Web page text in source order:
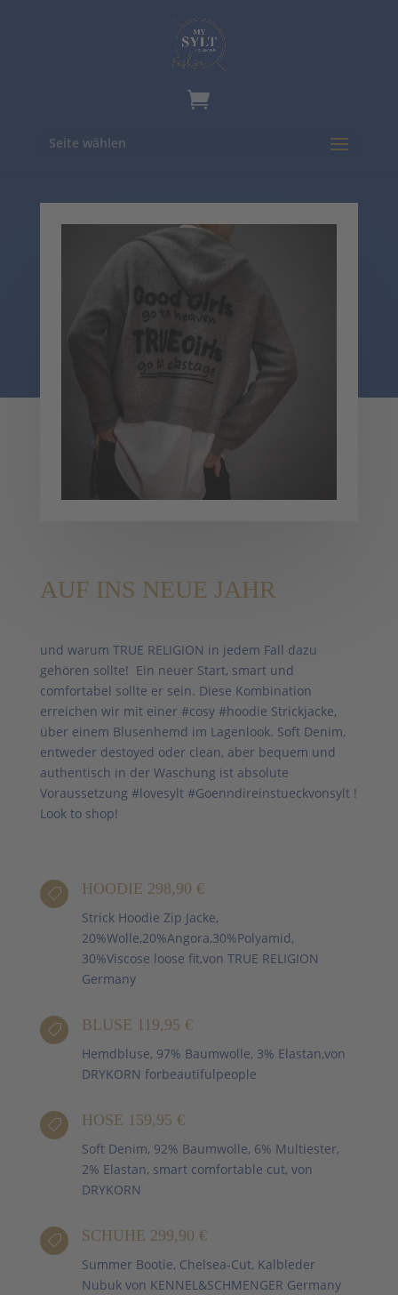
Seite wählen
AUF INS NEUE JAHR
und warum TRUE RELIGION in jedem Fall dazu
gehören sollte! Ein neuer Start, smart und
comfortabel sollte er sein. Diese Kombination
erreichen wir mit einer #cosy #hoodie Strickjacke,
über einem Blusenhemd im Lagenlook. Soft Denim,
entweder destoyed oder clean, aber bequem und
authentisch in der Waschung ist absolute
Voraussetzung #lovesylt #Goenndireinstueckvonsylt !
Look to shop!
 HOODIE 298,90 €
Strick Hoodie Zip Jacke,
20%Wolle,20%Angora,30%Polyamid,
30%Viscose loose fit,von TRUE RELIGION
Germany
 BLUSE 119,95 €
Hemdbluse, 97% Baumwolle, 3% Elastan,von
DRYKORN forbeautifulpeople
 HOSE 159,95 €
Soft Denim, 92% Baumwolle, 6% Multiester,
2% Elastan, smart comfortable cut, von
DRYKORN
 SCHUHE 299,90 €
Summer Bootie, Chelsea-Cut, Kalbleder
Nubuk von KENNEL&SCHMENGER Germany